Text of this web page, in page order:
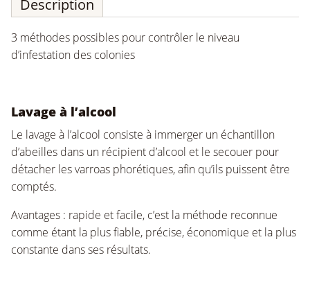
Description
3 méthodes possibles pour contrôler le niveau
d’infestation des colonies
Lavage à l’alcool
Le lavage à l’alcool consiste à immerger un échantillon
d’abeilles dans un récipient d’alcool et le secouer pour
détacher les varroas phorétiques, afin qu’ils puissent être
comptés.
Avantages : rapide et facile, c’est la méthode reconnue
comme étant la plus fiable, précise, économique et la plus
constante dans ses résultats.